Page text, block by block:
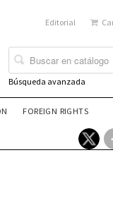
Editorial
Búsqueda avanzada
FOREIGN RIGHTS